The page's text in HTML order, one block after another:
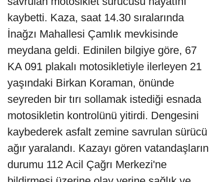
kaybetti. Kaza, saat 14.30 sıralarında
İnağzı Mahallesi Çamlık mevkisinde
meydana geldi. Edinilen bilgiye göre, 67
KA 091 plakalı motosikletiyle ilerleyen 21
yaşındaki Birkan Koraman, önünde
seyreden bir tırı sollamak istediği esnada
motosikletin kontrolünü yitirdi. Dengesini
kaybederek asfalt zemine savrulan sürücü
ağır yaralandı. Kazayı gören vatandaşların
durumu 112 Acil Çağrı Merkezi'ne